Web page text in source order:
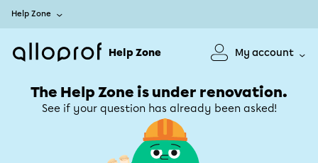
Help Zone
Help Zone My account
The Help Zone is under renovation.
See if your question has already been asked!